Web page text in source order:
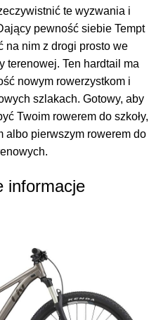
te wyzwania i
pewność siebie Tempt
na nim z drogi prosto we
terenowej. Ten hardtail ma
nowym rowerzystkom i
szlakach. Gotowy, aby
Twoim rowerem do szkoły,
albo pierwszym rowerem do
informacje